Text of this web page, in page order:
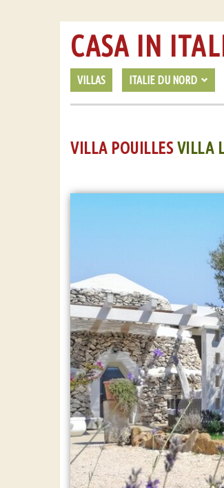
VILLAS ITALIE DU NORD
CASA IN
VILLA POUILLESVILLA